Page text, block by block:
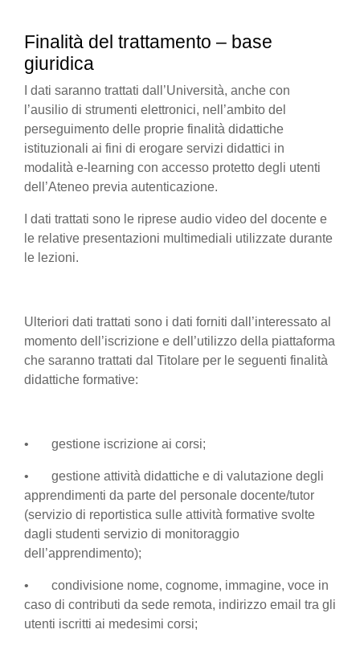
Finalità del trattamento – base
giuridica
I dati saranno trattati dall’Università, anche con
l’ausilio di strumenti elettronici, nell’ambito del
perseguimento delle proprie finalità didattiche
istituzionali ai fini di erogare servizi didattici in
modalità e-learning con accesso protetto degli utenti
dell’Ateneo previa autenticazione.
I dati trattati sono le riprese audio video del docente e
le relative presentazioni multimediali utilizzate durante
le lezioni.
Ulteriori dati trattati sono i dati forniti dall’interessato al
momento dell’iscrizione e dell’utilizzo della piattaforma
che saranno trattati dal Titolare per le seguenti finalità
didattiche formative:
• gestione iscrizione ai corsi;
• gestione attività didattiche e di valutazione degli
apprendimenti da parte del personale docente/tutor
(servizio di reportistica sulle attività formative svolte
dagli studenti servizio di monitoraggio
dell’apprendimento);
• condivisione nome, cognome, immagine, voce in
caso di contributi da sede remota, indirizzo email tra gli
utenti iscritti ai medesimi corsi;